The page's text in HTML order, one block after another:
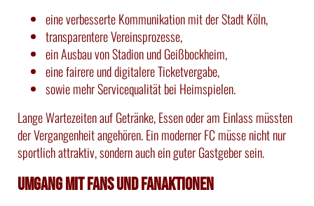
eine verbesserte Kommunikation mit der Stadt Köln,
transparentere Vereinsprozesse,
ein Ausbau von Stadion und Geißbockheim,
eine fairere und digitalere Ticketvergabe,
sowie mehr Servicequalität bei Heimspielen.
Lange Wartezeiten auf Getränke, Essen oder am Einlass müssten
der Vergangenheit angehören. Ein moderner FC müsse nicht nur
sportlich attraktiv, sondern auch ein guter Gastgeber sein.
Umgang mit Fans und Fanaktionen